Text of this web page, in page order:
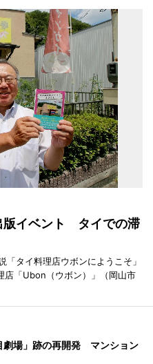
版イベント タイでの滞
タイ料理店ウボンにようこそ」
店「Ubon（ウボン）」（岡山市
劇場」跡の再開発 マンション